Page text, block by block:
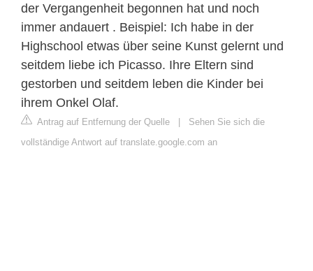
der Vergangenheit begonnen hat und noch
immer andauert . Beispiel: Ich habe in der
Highschool etwas über seine Kunst gelernt und
seitdem liebe ich Picasso. Ihre Eltern sind
gestorben und seitdem leben die Kinder bei
ihrem Onkel Olaf.
Antrag auf Entfernung der Quelle | Sehen Sie sich die
vollständige Antwort auf translate.google.com an